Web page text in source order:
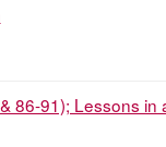
86-91); Lessons in